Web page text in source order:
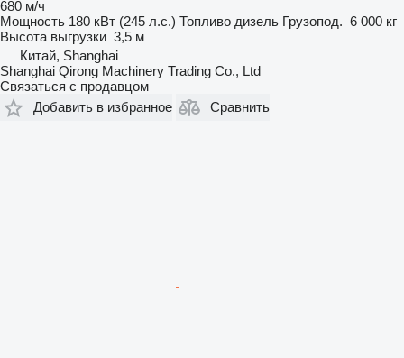
680 м/ч
Мощность 180 кВт (245 л.с.) Топливо дизель Грузопод. 6 000 кг
Высота выгрузки 3,5 м
Китай, Shanghai
Shanghai Qirong Machinery Trading Co., Ltd
Связаться с продавцом
Добавить в избранное
Сравнить